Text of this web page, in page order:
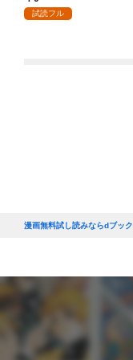
試読フル
漫画無料試し読みならdブック